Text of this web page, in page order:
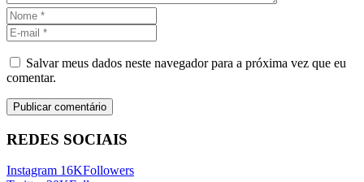
Salvar meus dados neste navegador para a próxima vez que eu
comentar.
REDES SOCIAIS
Instagram 16KFollowers